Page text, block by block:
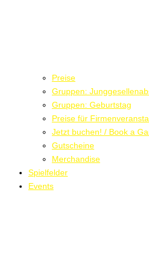
Preise
Gruppen:
Gruppen: Geburtstag
Preise für
Jetzt buchen! / Book a
Gutscheine
Merchandise
Spielfelder
Events